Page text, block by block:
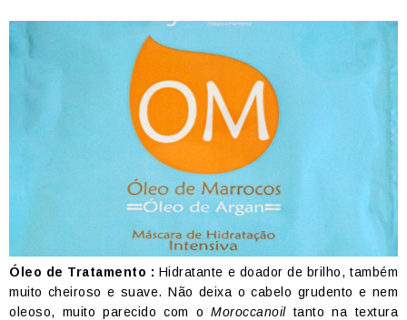
Óleo de Tratamento : Hidratante e doador de brilho, também
muito cheiroso e suave. Não deixa o cabelo grudento e nem
oleoso, muito parecido com oMoroccanoiltanto na textura